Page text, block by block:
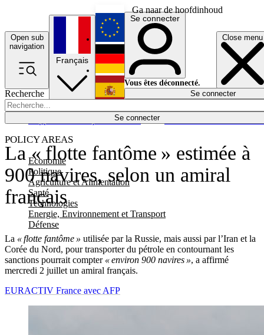
Ga naar de hoofdinhoud
Open sub
navigation
Close menu
Recherche
Se connecter
POLICY AREAS
Economie
Politique
Agriculture et Alimentation
Santé
Technologies
Energie, Environnement et Transport
Défense
Économie
Français
English
Deutsch
Español
Se connecter
Vous êtes déconnecté.
Se connecter
La « flotte fantôme » estimée à
900 navires, selon un amiral
français
La « flotte fantôme » utilisée par la Russie, mais aussi par l’Iran et la
Corée du Nord, pour transporter du pétrole en contournant les
sanctions pourrait compter« environ 900 navires », a affirmé
mercredi 2 juillet un amiral français.
EURACTIV France avec AFP